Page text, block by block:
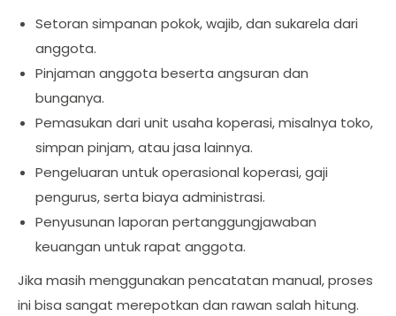
Setoran simpanan pokok, wajib, dan sukarela dari
anggota.
Pinjaman anggota beserta angsuran dan
bunganya.
Pemasukan dari unit usaha koperasi, misalnya toko,
simpan pinjam, atau jasa lainnya.
Pengeluaran untuk operasional koperasi, gaji
pengurus, serta biaya administrasi.
Penyusunan laporan pertanggungjawaban
keuangan untuk rapat anggota.
Jika masih menggunakan pencatatan manual, proses
ini bisa sangat merepotkan dan rawan salah hitung.